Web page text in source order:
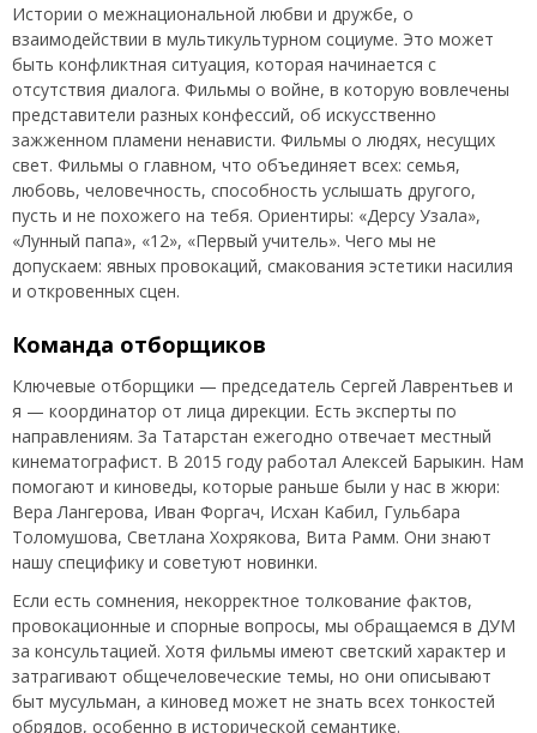
Истории о межнациональной любви и дружбе, о
взаимодействии в мультикультурном социуме. Это может
быть конфликтная ситуация, которая начинается с
отсутствия диалога. Фильмы о войне, в которую вовлечены
представители разных конфессий, об искусственно
зажженном пламени ненависти. Фильмы о людях, несущих
свет. Фильмы о главном, что объединяет всех: семья,
любовь, человечность, способность услышать другого,
пусть и не похожего на тебя. Ориентиры: «Дерсу Узала»,
«Лунный папа», «12», «Первый учитель». Чего мы не
допускаем: явных провокаций, смакования эстетики насилия
и откровенных сцен.
Команда отборщиков
Ключевые отборщики — председатель Сергей Лаврентьев и
я — координатор от лица дирекции. Есть эксперты по
направлениям. За Татарстан ежегодно отвечает местный
кинематографист. В 2015 году работал Алексей Барыкин. Нам
помогают и киноведы, которые раньше были у нас в жюри:
Вера Лангерова, Иван Форгач, Исхан Кабил, Гульбара
Толомушова, Светлана Хохрякова, Вита Рамм. Они знают
нашу специфику и советуют новинки.
Если есть сомнения, некорректное толкование фактов,
провокационные и спорные вопросы, мы обращаемся в ДУМ
за консультацией. Хотя фильмы имеют светский характер и
затрагивают общечеловеческие темы, но они описывают
быт мусульман, а киновед может не знать всех тонкостей
обрядов, особенно в исторической семантике.